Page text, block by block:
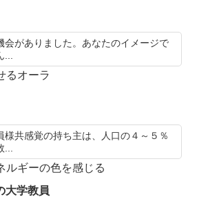
会がありました。あなたのイメージで
るオーラ
様共感覚の持ち主は、人口の４～５％
...
ルギーの色を感じる
大学教員